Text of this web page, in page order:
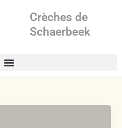
Crèches de
Schaerbeek